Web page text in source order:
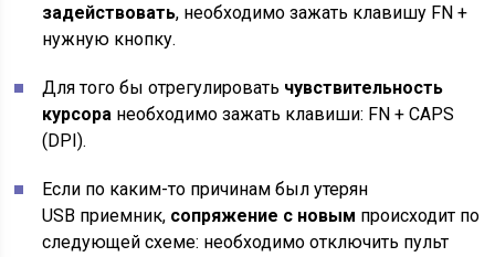
задействовать, необходимо зажать клавишу FN +
нужную кнопку.
Для того бы отрегулировать чувствительность
курсора необходимо зажать клавиши: FN + CAPS
(DPI).
Если по каким-то причинам был утерян
USB приемник, сопряжение с новым происходит по
следующей схеме: необходимо отключить пульт